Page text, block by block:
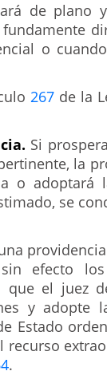
de plano
o
267 de la
Si
la
o adoptará
se
efecto los
que el juez
y adopte
Estado
.